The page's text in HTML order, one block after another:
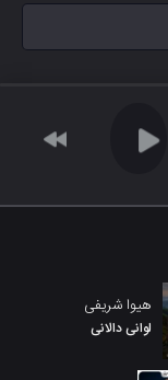
هیوا شریفی
لوانی دالانی